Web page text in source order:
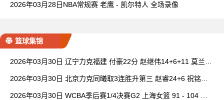
2026年03月28日NBA常规赛 老鹰 - 凯尔特人 全场录像
篮球集锦
2026年03月30日 辽宁力克福建 付豪22分 赵继伟14+6+11 莫兰德
2026年03月30日 北京力克同曦取3连胜升第三 赵睿24+6 祝铭震1
2026年03月30日 WCBA季后赛1/4决赛G2 上海女篮 91 - 104 四